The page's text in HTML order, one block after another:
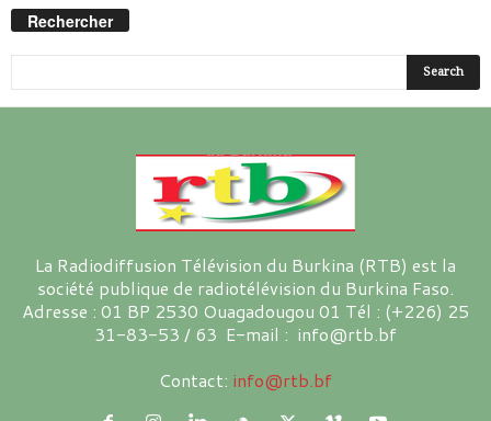
Rechercher
La Radiodiffusion Télévision du Burkina (RTB) est la
société publique de radiotélévision du Burkina Faso.
Adresse : 01 BP 2530 Ouagadougou 01 Tél : (+226) 25
31-83-53 / 63 E-mail : info@rtb.bf
Contact: info@rtb.bf